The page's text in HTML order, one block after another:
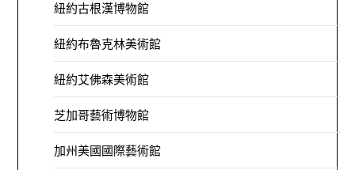
紐約古根漢博物館
紐約布魯克林美術館
紐約艾佛森美術館
芝加哥藝術博物館
加州美國國際藝術館